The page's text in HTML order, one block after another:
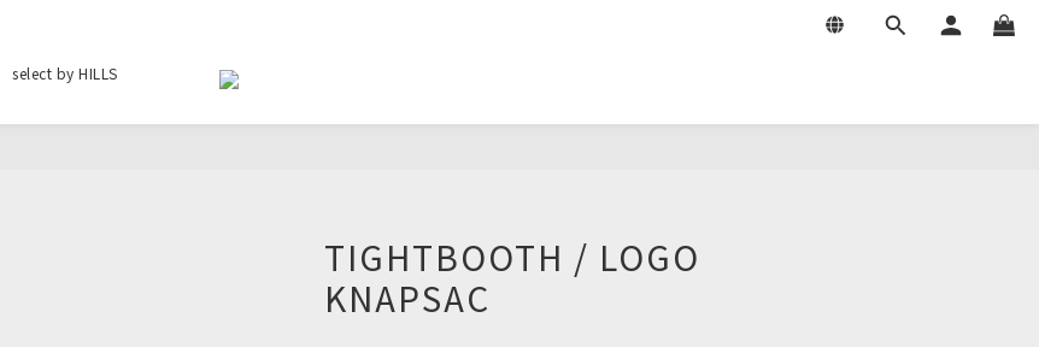
select by HILLS
TIGHTBOOTH / LOGO
KNAPSAC